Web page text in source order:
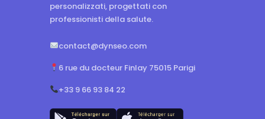
personalizzati, progettati con
professionisti della salute.
contact@dynseo.com
6 rue du docteur Finlay 75015 Parigi
+33 9 66 93 84 22